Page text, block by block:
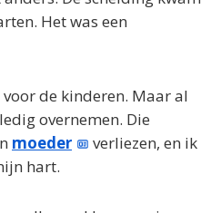
Het was een
de kinderen. Maar al
overnemen. Die
moeder
verliezen, en ik
hart.